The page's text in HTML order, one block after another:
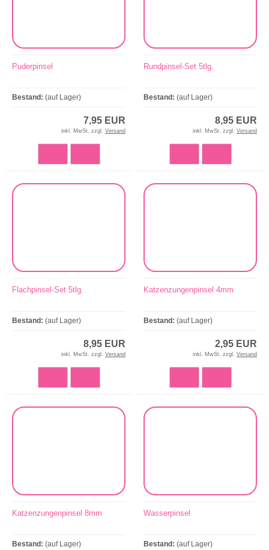
Puderpinsel
Bestand: (auf Lager)
7,95 EUR
inkl. MwSt. zzgl. Versand
Rundpinsel-Set 5tlg.
Bestand: (auf Lager)
8,95 EUR
inkl. MwSt. zzgl. Versand
Flachpinsel-Set 5tlg.
Bestand: (auf Lager)
8,95 EUR
inkl. MwSt. zzgl. Versand
Katzenzungenpinsel 4mm
Bestand: (auf Lager)
2,95 EUR
inkl. MwSt. zzgl. Versand
Katzenzungenpinsel 8mm
Bestand: (auf Lager)
Wasserpinsel
Bestand: (auf Lager)